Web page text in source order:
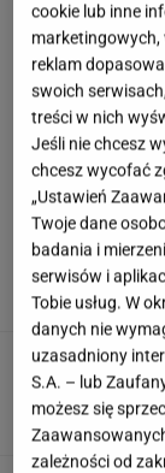
cookie lub inne
marketingowych,
reklam
swoich
treści w nich
Jeśli nie chcesz
chcesz wycofać
„Ustawień
Twoje dane
badania i
serwisów i
Tobie usług. W
danych nie
uzasadniony
S.A. – lub
możesz się
zależności od